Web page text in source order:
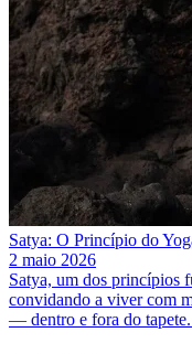
Satya: O Princípio do
2 maio 2026
Satya, um dos princípios
convidando a viver com
— dentro e fora do